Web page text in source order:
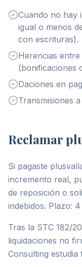
Cuando no hay
igual o menos
con escrituras).
Herencias
(bonificaciones
Daciones en
Transmisiones
Reclamar
Si pagaste
incremento real,
de reposición o
indebidos. Plazo:
Tras la STC 182/
liquidaciones no
Consulting estudia